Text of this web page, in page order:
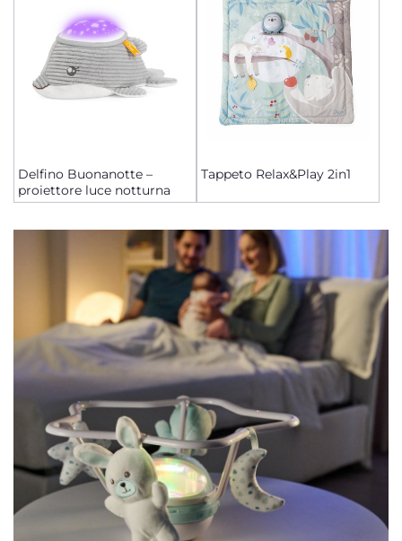
Delfino Buonanotte –
proiettore luce notturna
Tappeto Relax&Play 2in1